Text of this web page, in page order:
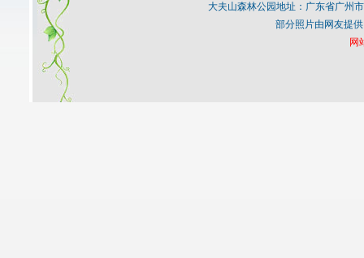
大夫山森林公园地址：广东省广州
部分照片由网友提
网